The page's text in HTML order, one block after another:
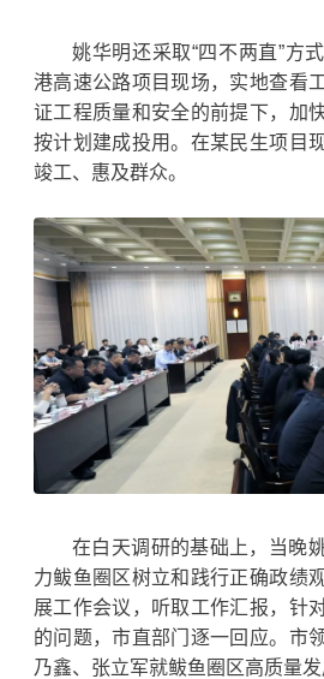
姚华明还采取“四不两直”方
港高速公路项目现场，实地查看
证工程质量和安全的前提下，加
按计划建成投用。在某民生项目
竣工、惠及群众。
在白天调研的基础上，当晚
力鲅鱼圈区树立和践行正确政绩
展工作会议，听取工作汇报，针
的问题，市直部门逐一回应。市
乃鑫、张立军就鲅鱼圈区高质量发